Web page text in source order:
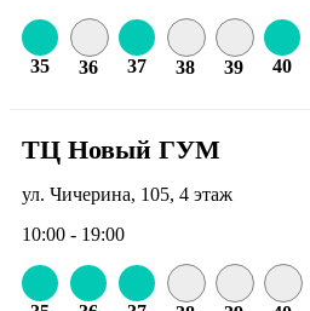
35 36 37 38 39 40
ТЦ Новый ГУМ
ул. Чичерина, 105, 4 этаж
10:00 - 19:00